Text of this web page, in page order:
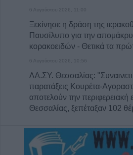
6 Αυγούστου 2026, 11:00
Ξεκίνησε η δράση της
Παυσίλυπο για την
κορακοειδών - Θετικά τα
6 Αυγούστου 2026, 10:56
ΛΑ.ΣΥ. Θεσσαλίας:
παρατάξεις Κουρέτα-
αποτελούν την περιφερειακή
Θεσσαλίας, ξεπέταξαν 102
6 Αυγούστου 2026, 09:57
Ιός Δυτικού Νείλου: 23 νέα